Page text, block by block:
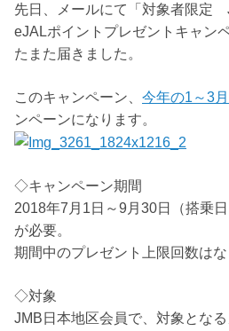
先日、メールにて「対象者限定
eJALポイントプレゼントキャン
たまた届きました。
このキャンペーン、 今年の1～3月
ンペーンになります。
◇キャンペーン期間
2018年7月1日～9月30日（搭乗
が必要。
期間中のプレゼント上限回数はな
◇対象
JMB日本地区会員で、対象とな